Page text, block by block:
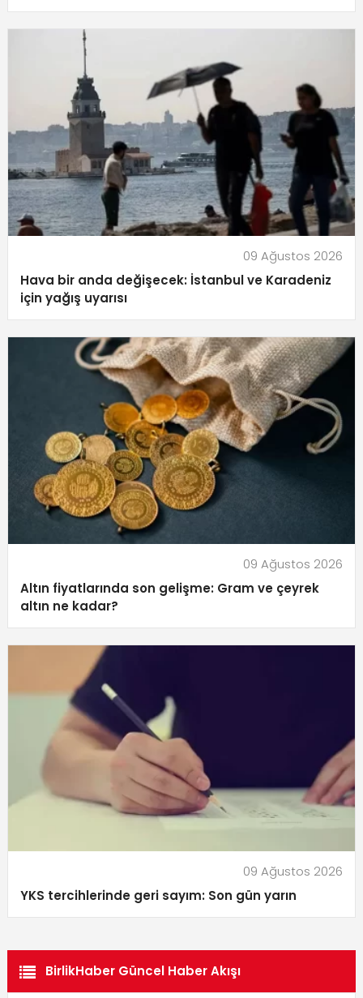
09 Ağustos 2026
Hava bir anda değişecek: İstanbul ve Karadeniz
için yağış uyarısı
09 Ağustos 2026
Altın fiyatlarında son gelişme: Gram ve çeyrek
altın ne kadar?
09 Ağustos 2026
YKS tercihlerinde geri sayım: Son gün yarın
BirlikHaber Güncel Haber Akışı